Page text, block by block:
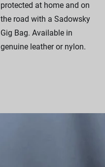
protected at home and on
the road with a Sadowsky
Gig Bag. Available in
genuine leather or nylon.